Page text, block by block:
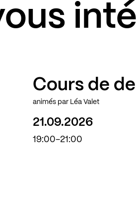
Cours de
animés par Léa Valet
21.09.2026
19:00-21:00